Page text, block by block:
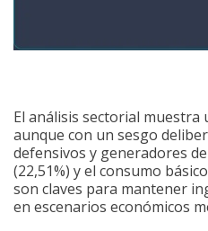
El análisis sectorial muestra
aunque con un sesgo
defensivos y generadores
(22,51%) y el consumo
son claves para mantener
en escenarios económicos